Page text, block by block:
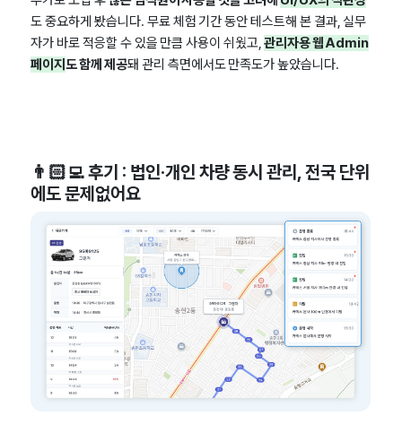
도 중요하게 봤습니다. 무료 체험 기간 동안 테스트해 본 결과, 실무
자가 바로 적응할 수 있을 만큼 사용이 쉬웠고,관리자용 웹 Admin
페이지도 함께 제공돼 관리 측면에서도 만족도가 높았습니다.
👨🏻‍💻 후기 : 법인·개인 차량 동시 관리, 전국 단위
에도 문제없어요